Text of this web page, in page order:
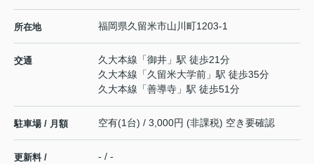
所在地 福岡県久留米市山川町1203-1
交通 久大本線 「御井 」駅 徒歩21分
久大本線 「久留米大学前 」駅 徒歩35分
久大本線 「善導寺 」駅 徒歩51分
駐車場 / 月額 空有(1台) / 3,000円 (非課税) 空き要確認
更新料 /
- / -